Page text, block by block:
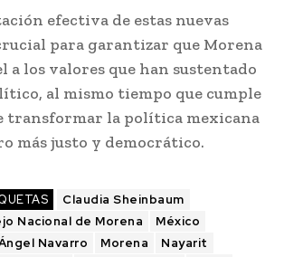
efectiva de estas nuevas
para garantizar que Morena
a los valores que han sustentado
al mismo tiempo que cumple
transformar la política mexicana
más justo y democrático.
Claudia Sheinbaum
Nacional de Morena
México
Navarro
Morena
Nayarit